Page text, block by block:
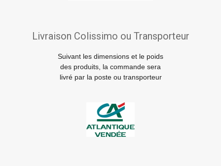
Livraison Colissimo ou Transporteur
Suivant les dimensions et le poids
des produits, la commande sera
livré par la poste ou transporteur